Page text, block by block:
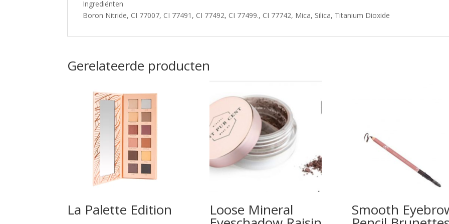
Ingrediënten
Boron Nitride, CI 77007, CI 77491, CI 77492, CI 77499., CI 77742, Mica, Silica, Titanium Dioxide
Gerelateerde producten
La Palette Edition Loose Mineral Smooth